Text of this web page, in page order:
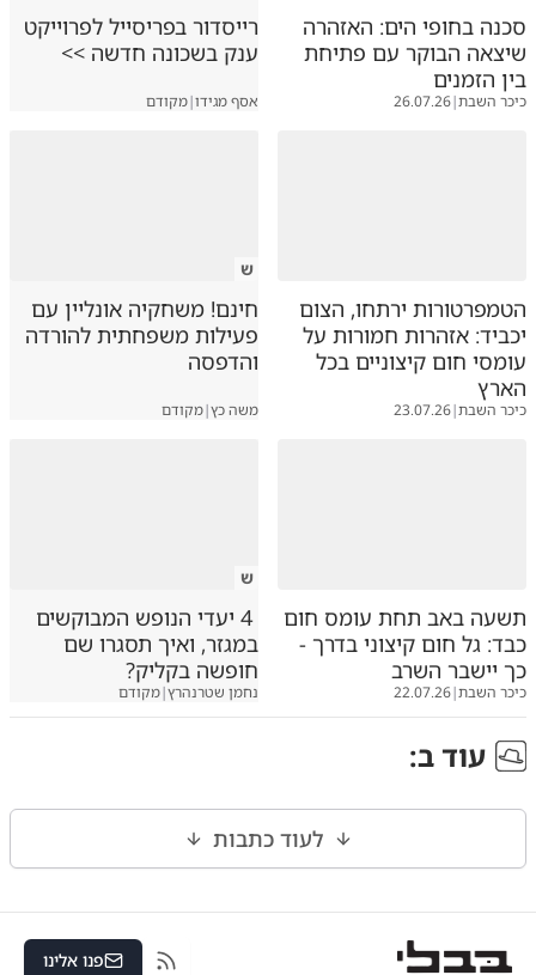
סכנה בחופי הים: האזהרה
שיצאה הבוקר עם פתיחת
בין הזמנים
כיכר השבת|
26.07.26
רייסדור בפריסייל לפרוייקט
ענק בשכונה חדשה >>
אסף מגידו|מקודם
הטמפרטורות ירתחו, הצום
יכביד: אזהרות חמורות על
עומסי חום קיצוניים בכל
הארץ
כיכר השבת|
23.07.26
ש
חינם! משחקיה אונליין עם
פעילות משפחתית להורדה
והדפסה
משה כץ|מקודם
תשעה באב תחת עומס חום
כבד: גל חום קיצוני בדרך -
כך יישבר השרב
כיכר השבת|
22.07.26
ש
4 יעדי הנופש המבוקשים
במגזר, ואיך תסגרו שם
חופשה בקליק?
נחמן שטרנהרץ|מקודם
עוד ב:
לעוד כתבות
פנו אלינו